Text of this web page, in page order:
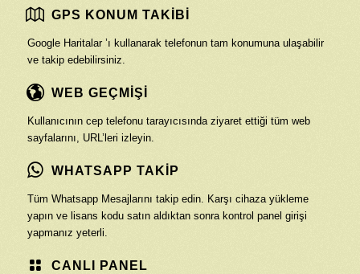
GPS KONUM TAKİBİ
Google Haritalar ’ı kullanarak telefonun tam konumuna ulaşabilir
ve takip edebilirsiniz.
WEB GEÇMİŞİ
Kullanıcının cep telefonu tarayıcısında ziyaret ettiği tüm web
sayfalarını, URL’leri izleyin.
WHATSAPP TAKİP
Tüm Whatsapp Mesajlarını takip edin. Karşı cihaza yükleme
yapın ve lisans kodu satın aldıktan sonra kontrol panel girişi
yapmanız yeterli.
CANLI PANEL